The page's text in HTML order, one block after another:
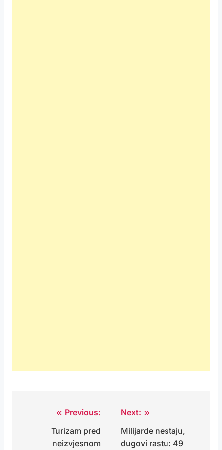
navigation
Previous:
Turizam pred
neizvjesnom
Next:
Milijarde nestaju,
dugovi rastu: 49